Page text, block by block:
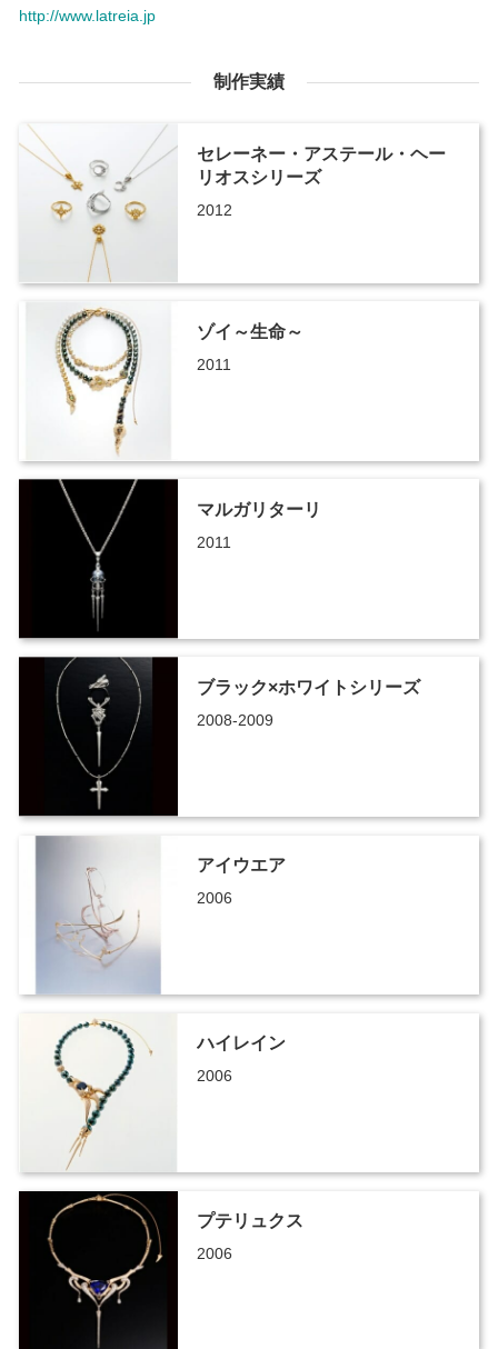
http://www.latreia.jp
制作実績
セレーネー・アステール・ヘー
リオスシリーズ
2012
ゾイ～生命～
2011
マルガリターリ
2011
ブラック×ホワイトシリーズ
2008-2009
アイウエア
2006
ハイレイン
2006
プテリュクス
2006